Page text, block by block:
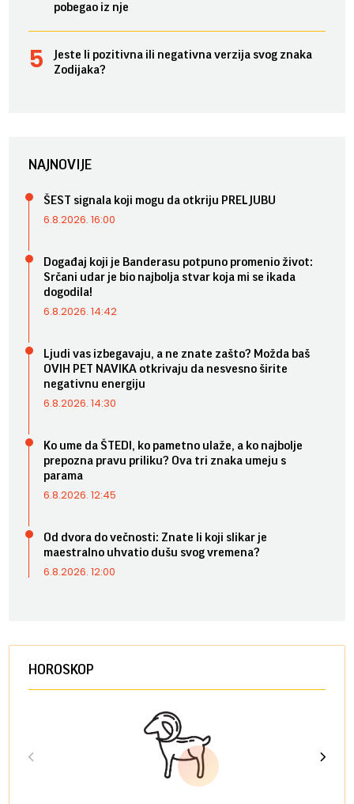
pobegao iz nje
Jeste li pozitivna ili negativna verzija svog znaka
Zodijaka?
NAJNOVIJE
ŠEST signala koji mogu da otkriju PRELJUBU
6.8.2026. 16:00
Događaj koji je Banderasu potpuno promenio život:
Srčani udar je bio najbolja stvar koja mi se ikada
dogodila!
6.8.2026. 14:42
Ljudi vas izbegavaju, a ne znate zašto? Možda baš
OVIH PET NAVIKA otkrivaju da nesvesno širite
negativnu energiju
6.8.2026. 14:30
Ko ume da ŠTEDI, ko pametno ulaže, a ko najbolje
prepozna pravu priliku? Ova tri znaka umeju s
parama
6.8.2026. 12:45
Od dvora do večnosti: Znate li koji slikar je
maestralno uhvatio dušu svog vremena?
6.8.2026. 12:00
HOROSKOP